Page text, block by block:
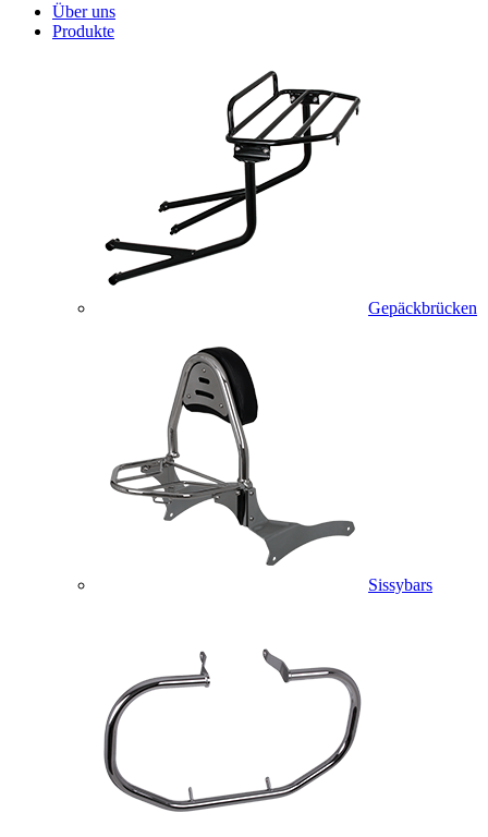
Über uns
Produkte
Gepäckbrücken
Sissybars